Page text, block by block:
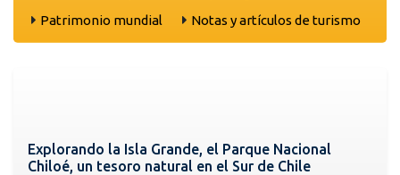
Patrimonio mundial
Notas y artículos de turismo
Explorando la Isla Grande, el Parque Nacional
Chiloé, un tesoro natural en el Sur de Chile